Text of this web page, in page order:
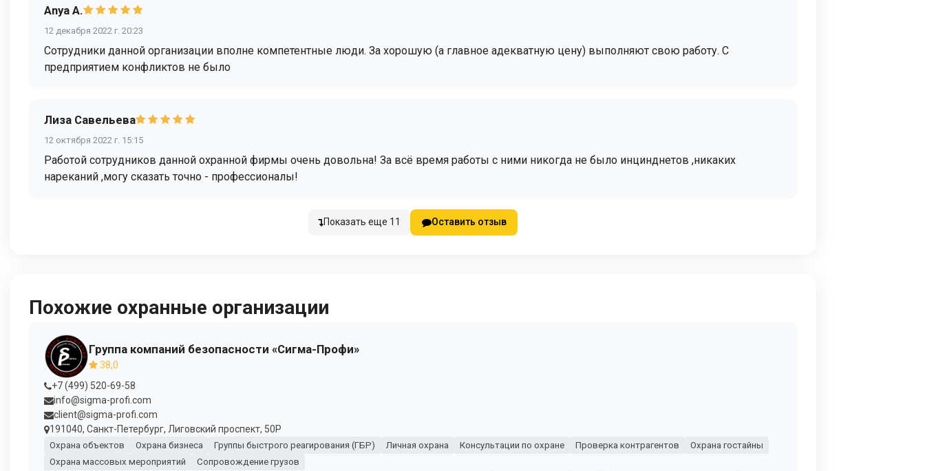
Anya A.
12 декабря 2022 г. 20:23
Сотрудники данной организации вполне компетентные люди. За хорошую (а главное адекватную цену) выполняют свою работу. С
предприятием конфликтов не было
Лиза Савельева
12 октября 2022 г. 15:15
Работой сотрудников данной охранной фирмы очень довольна! За всё время работы с ними никогда не было инцинднетов ,никаких
нареканий ,могу сказать точно - профессионалы!
Показать еще 11 Оставить отзыв
Похожие охранные организации
Группа компаний безопасности «Сигма-Профи»
38,0
+7 (499) 520-69-58
info@sigma-profi.com
client@sigma-profi.com
191040, Санкт-Петербург, Лиговский проспект, 50Р
Охрана объектов Охрана бизнеса Группы быстрого реагирования (ГБР) Личная охрана Консультации по охране Проверка контрагентов
Охрана гостайны
Охрана массовых мероприятий
Сопровождение грузов